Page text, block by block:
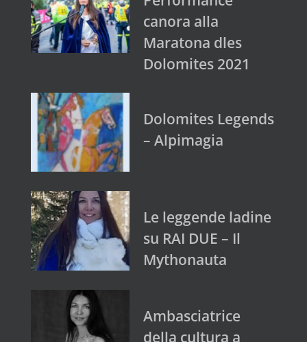
canora alla
Maratona dles
Dolomites 2021
Dolomites Legends
– Alpimagia
Le leggende ladine
su RAI DUE – Il
Mythonauta
Ambasciatrice
della cultura a